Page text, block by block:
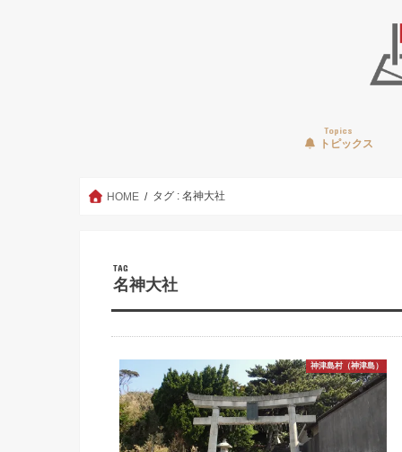
Topics
トピックス
HOME タグ : 名神大社
TAG
名神大社
神津島村（神津島）